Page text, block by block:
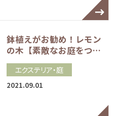
鉢植えがお勧め！レモン
の木【素敵なお庭をつ…
エクステリア・庭
2021.09.01